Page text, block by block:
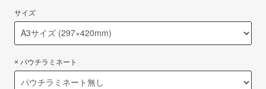
サイズ
× パウチラミネート